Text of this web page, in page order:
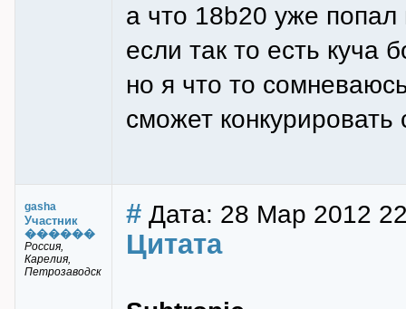
а что 18b20 уже
если так то есть куча
но я что то
сможет конкурировать
gasha
Участник
������
Россия,
Карелия,
Петрозаводск
# Дата: 28 Мар 2012
Цитата